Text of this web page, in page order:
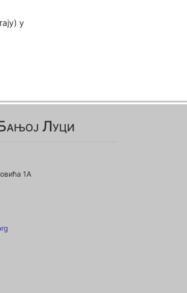
у
Луци
1А